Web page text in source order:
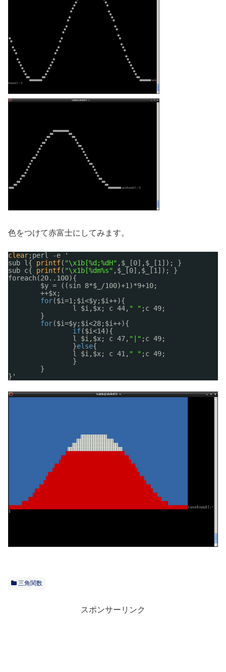
色をつけて赤富士にしてみます。
clear;perl -e '
sub l{ printf( "\x1b[%d;%dH" ,$_[0],$_[1]); }
sub c{ printf( "\x1b[%dm%s" ,$_[0],$_[1]); }
foreach(20..100){
$y = ((sin 8*$_
/100)+1)*9+10;
++$x;
for($i=1;$i<$y;$i++){
l $i,$x; c 44, " " ;c 49;
}
for($i=$y;$i<28;$i++){
if($i<14){
l $i,$x; c 47, "|" ;c 49;
}else{
l $i,$x; c 41, " " ;c 49;
}
}
}'
三角関数
スポンサーリンク